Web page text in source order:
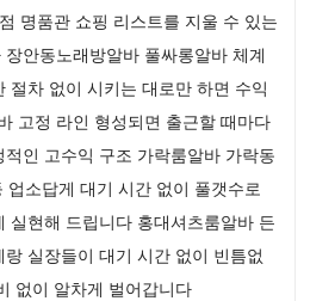
명품관 쇼핑 리스트를 지울 수 있는
안동노래방알바 풀싸롱알바 체계
절차 없이 시키는 대로만 하면 수익
고정 라인 형성되면 출근할 때마다
인 고수익 구조 가락룸알바 가락동
소답게 대기 시간 없이 풀갯수로
실현해 드립니다 홍대셔츠룸알바 든
실장들이 대기 시간 없이 빈틈없
없이 알차게 벌어갑니다